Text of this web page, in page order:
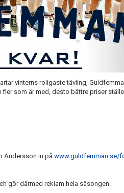
vinterns roligaste tävling,
som är med, desto bättre priser
Andersson in på www.guldfemman.se/
gör därmed reklam hela säsongen.